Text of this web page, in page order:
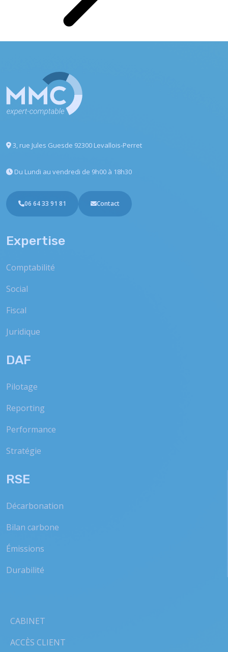
3, rue Jules Guesde 92300 Levallois-Perret
Du Lundi au vendredi de 9h00 à 18h30
06 64 33 91 81 Contact
Expertise
Comptabilité
Social
Fiscal
Juridique
DAF
Pilotage
Reporting
Performance
Stratégie
RSE
Décarbonation
Bilan carbone
Émissions
Durabilité
CABINET
ACCÈS CLIENT